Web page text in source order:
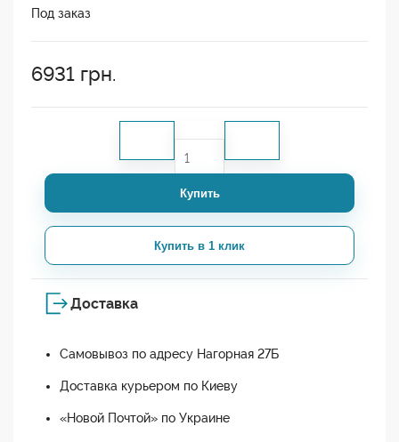
Под заказ
6931 грн.
Купить
Купить в 1 клик
Доставка
Самовывоз по адресу Нагорная 27Б
Доставка курьером по Киеву
«Новой Почтой» по Украине